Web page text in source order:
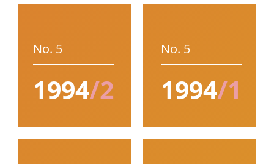
No. 5
1994/2
No. 5
1994/1